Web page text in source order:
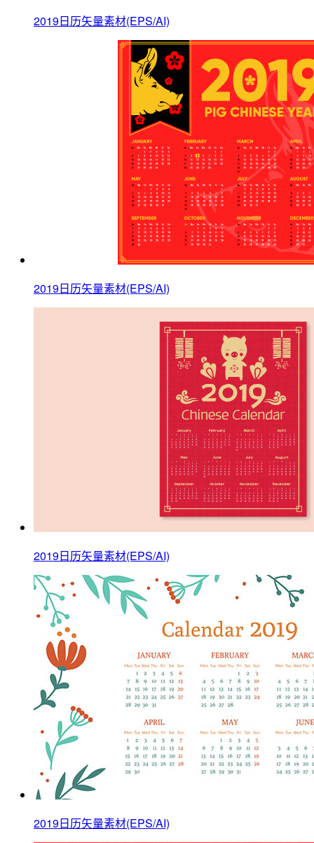
2019日历矢量素材(EPS/AI)
2019日历矢量素材(EPS/AI)
2019日历矢量素材(EPS/AI)
2019日历矢量素材(EPS/AI)